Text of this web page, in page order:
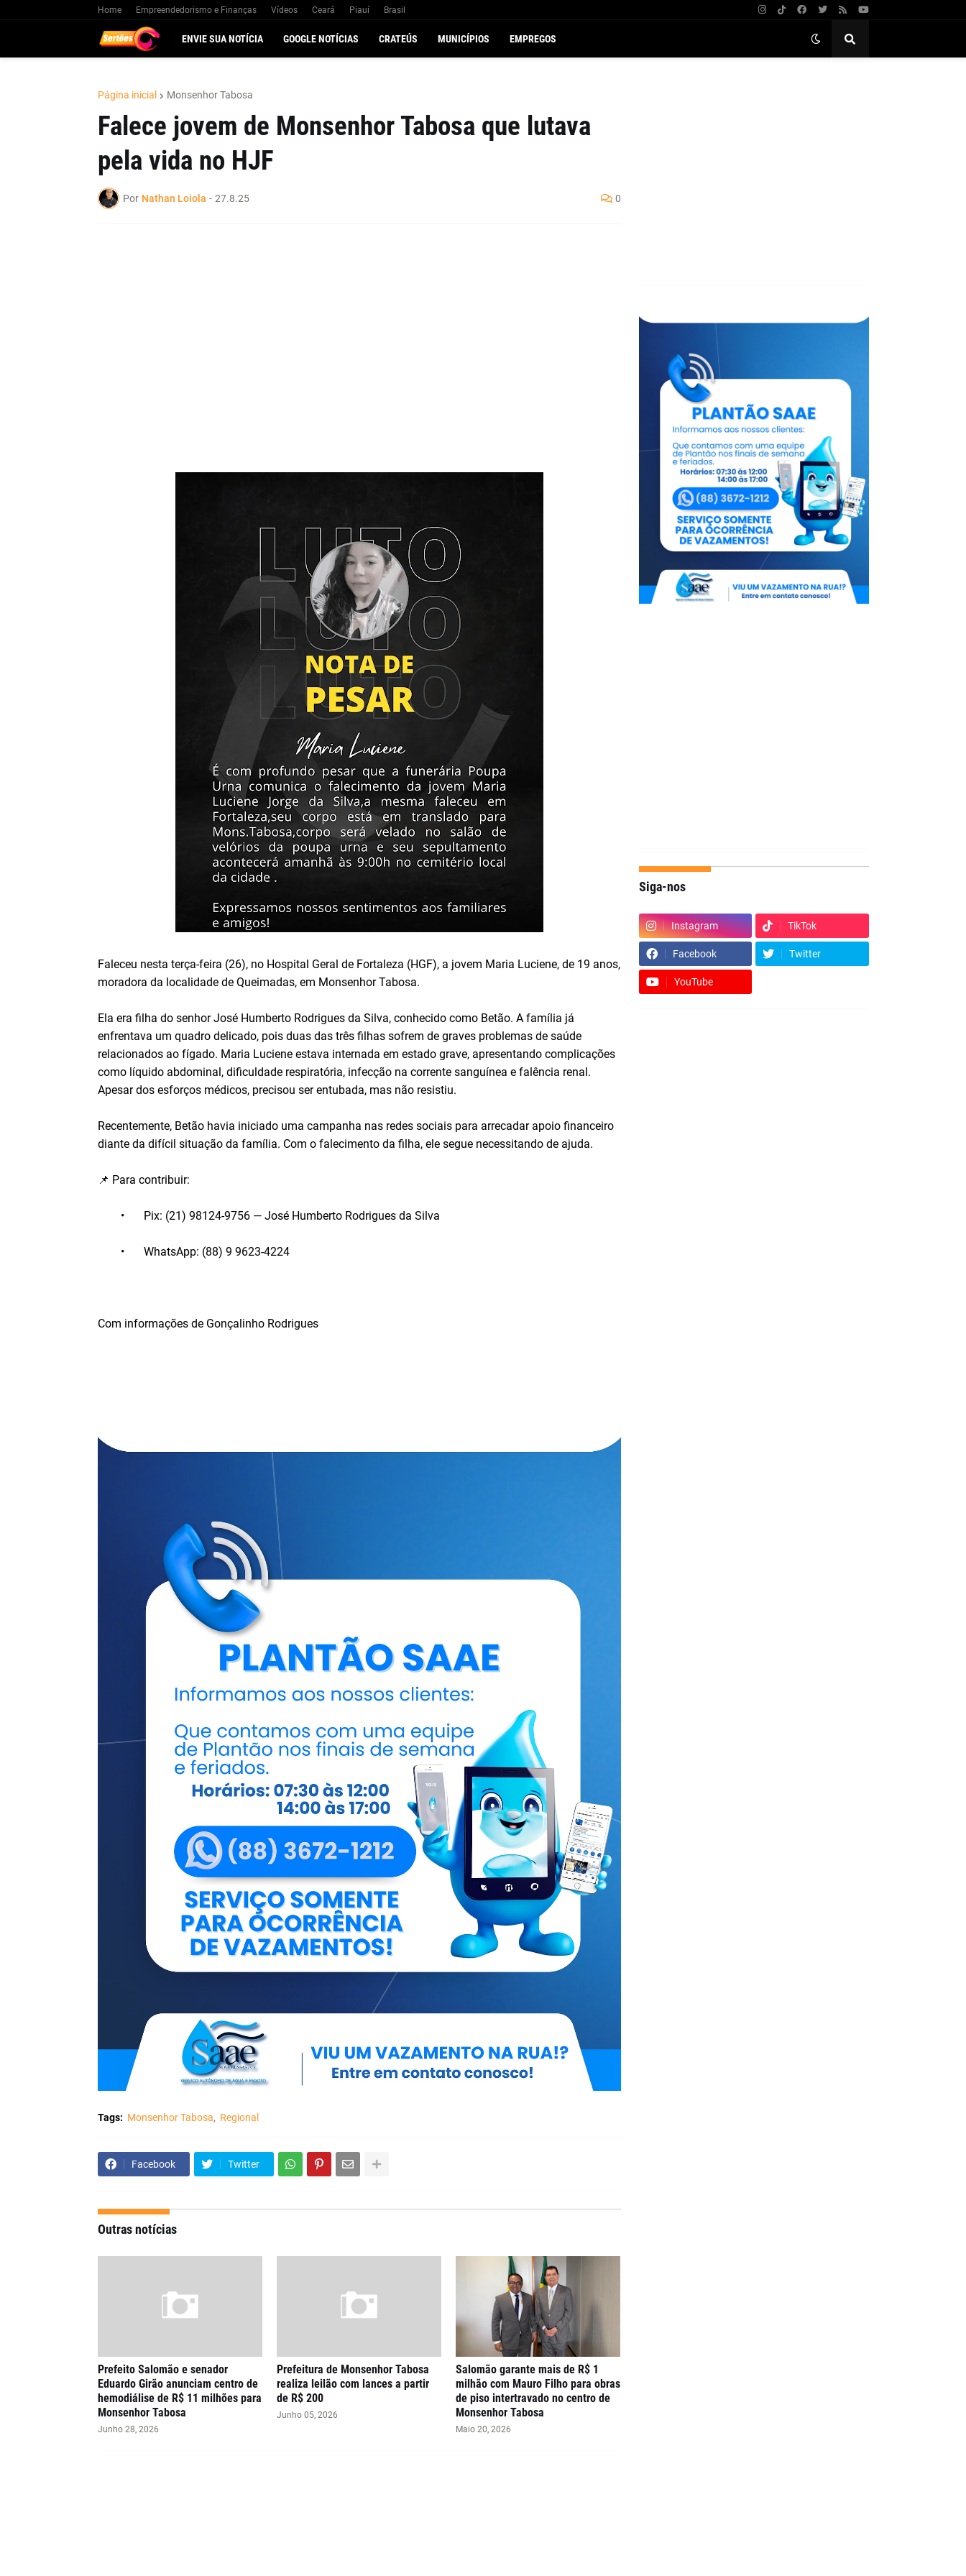
Home Empreendedorismo e Finanças Vídeos Ceará Piauí Brasil
ENVIE SUA NOTÍCIA GOOGLE NOTÍCIAS CRATEÚS MUNICÍPIOS EMPREGOS
Página inicial Monsenhor Tabosa
Falece jovem de Monsenhor Tabosa que lutava
pela vida no HJF
Por Nathan Loiola - 27.8.25 0
Faleceu nesta terça-feira (26), no Hospital Geral de Fortaleza (HGF), a jovem Maria Luciene, de 19 anos,
moradora da localidade de Queimadas, em Monsenhor Tabosa.
Ela era filha do senhor José Humberto Rodrigues da Silva, conhecido como Betão. A família já
enfrentava um quadro delicado, pois duas das três filhas sofrem de graves problemas de saúde
relacionados ao fígado. Maria Luciene estava internada em estado grave, apresentando complicações
como líquido abdominal, dificuldade respiratória, infecção na corrente sanguínea e falência renal.
Apesar dos esforços médicos, precisou ser entubada, mas não resistiu.
Recentemente, Betão havia iniciado uma campanha nas redes sociais para arrecadar apoio financeiro
diante da difícil situação da família. Com o falecimento da filha, ele segue necessitando de ajuda.
📌 Para contribuir:
• Pix: (21) 98124-9756 — José Humberto Rodrigues da Silva
• WhatsApp: (88) 9 9623-4224
Com informações de Gonçalinho Rodrigues
Tags: Monsenhor Tabosa Regional
Facebook Twitter
Outras notícias
Prefeito Salomão e senador
Eduardo Girão anunciam centro de
hemodiálise de R$ 11 milhões para
Monsenhor Tabosa
Junho 28, 2026
Prefeitura de Monsenhor Tabosa
realiza leilão com lances a partir
de R$ 200
Junho 05, 2026
Salomão garante mais de R$ 1
milhão com Mauro Filho para obras
de piso intertravado no centro de
Monsenhor Tabosa
Maio 20, 2026
Siga-nos
Instagram TikTok
Facebook Twitter
YouTube